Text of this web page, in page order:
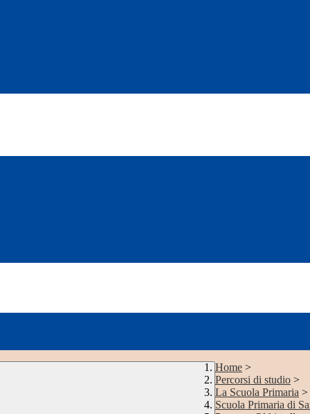
Home >
Percorsi di studio >
La Scuola Primaria >
Scuola Primaria di